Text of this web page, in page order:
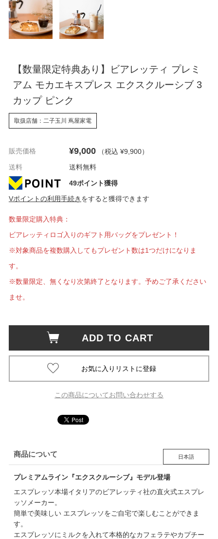
【数量限定特典あり】ビアレッティ プレミ
アム モカエキスプレス エクスクルーシブ 3
カップ ピンク
取扱店舗：二子玉川 蔦屋家電
販売価格 ¥9,000 （税込 ¥9,900）
送料
送料無料
49ポイント獲得
Vポイントの利用手続き をすると獲得できます
数量限定購入特典：
ビアレッティロゴ入りのギフト用バッグをプレゼント！
※対象商品を複数購入してもプレゼント数は1つだけになりま
す。
※数量限定、無くなり次第終了となります。予めご了承ください
ませ。
ADD TO CART
この商品についてお問い合わせする
商品について 日本語
プレミアムライン『エクスクルーシブ』モデル登場
エスプレッソ本場イタリアのビアレッティ社の直火式エスプレ
ッソメーカー。
簡単で美味しい エスプレッソをご自宅で楽しむことができま
す。
エスプレッソにミルクを入れて本格的なカフェラテやカプチー